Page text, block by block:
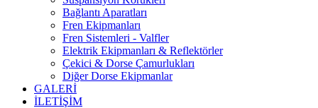
Bağlantı Aparatları
Fren Ekipmanları
Fren Sistemleri - Valfler
Elektrik Ekipmanları & Reflektörler
Çekici & Dorse Çamurlukları
Diğer Dorse Ekipmanlar
GALERİ
İLETİŞİM